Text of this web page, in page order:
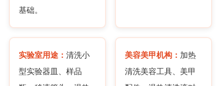
基础。
实验室用途： 清洗小
型实验器皿、样品
美容美甲机构： 加热
清洗美容工具、美甲